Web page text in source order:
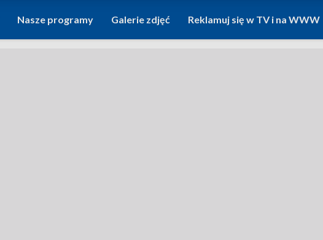
Nasze programy Galerie zdjęć Reklamuj się w TV i na WWW